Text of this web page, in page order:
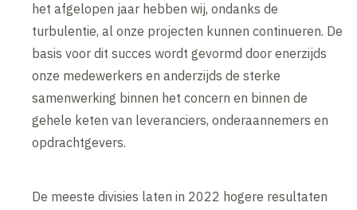
het afgelopen jaar hebben wij, ondanks de
turbulentie, al onze projecten kunnen continueren. De
basis voor dit succes wordt gevormd door enerzijds
onze medewerkers en anderzijds de sterke
samenwerking binnen het concern en binnen de
gehele keten van leveranciers, onderaannemers en
opdrachtgevers.
De meeste divisies laten in 2022 hogere resultaten